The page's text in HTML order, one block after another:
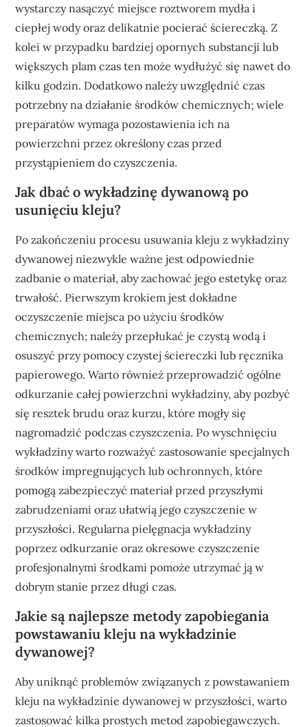
wystarczy nasączyć miejsce roztworem mydła i
ciepłej wody oraz delikatnie pocierać ściereczką. Z
kolei w przypadku bardziej opornych substancji lub
większych plam czas ten może wydłużyć się nawet do
kilku godzin. Dodatkowo należy uwzględnić czas
potrzebny na działanie środków chemicznych; wiele
preparatów wymaga pozostawienia ich na
powierzchni przez określony czas przed
przystąpieniem do czyszczenia.
Jak dbać o wykładzinę dywanową po
usunięciu kleju?
Po zakończeniu procesu usuwania kleju z wykładziny
dywanowej niezwykle ważne jest odpowiednie
zadbanie o materiał, aby zachować jego estetykę oraz
trwałość. Pierwszym krokiem jest dokładne
oczyszczenie miejsca po użyciu środków
chemicznych; należy przepłukać je czystą wodą i
osuszyć przy pomocy czystej ściereczki lub ręcznika
papierowego. Warto również przeprowadzić ogólne
odkurzanie całej powierzchni wykładziny, aby pozbyć
się resztek brudu oraz kurzu, które mogły się
nagromadzić podczas czyszczenia. Po wyschnięciu
wykładziny warto rozważyć zastosowanie specjalnych
środków impregnujących lub ochronnych, które
pomogą zabezpieczyć materiał przed przyszłymi
zabrudzeniami oraz ułatwią jego czyszczenie w
przyszłości. Regularna pielęgnacja wykładziny
poprzez odkurzanie oraz okresowe czyszczenie
profesjonalnymi środkami pomoże utrzymać ją w
dobrym stanie przez długi czas.
Jakie są najlepsze metody zapobiegania
powstawaniu kleju na wykładzinie
dywanowej?
Aby uniknąć problemów związanych z powstawaniem
kleju na wykładzinie dywanowej w przyszłości, warto
zastosować kilka prostych metod zapobiegawczych.